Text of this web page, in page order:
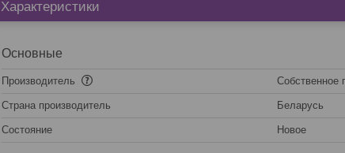
Характеристики
Основные
Производитель Собственное
Страна производитель Беларусь
Состояние Новое